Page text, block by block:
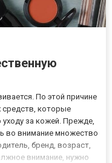
По этой причине
средств, которые
за кожей. Прежде,
во внимание множество
бренд, возраст,
внимание, нужно